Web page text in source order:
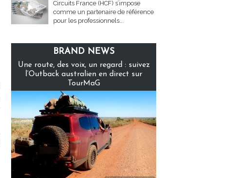
Circuits France (HCF) s’impose
comme un partenaire de référence
pour les professionnels...
BRAND NEWS
Une route, des voix, un regard : suivez
l’Outback australien en direct sur
TourMaG